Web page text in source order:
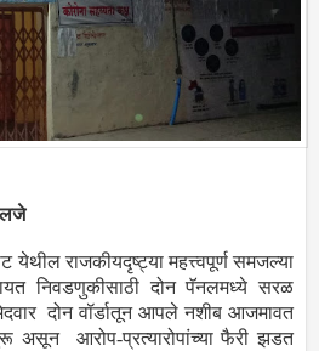
राजकीयदृष्ट्या महत्त्वपूर्ण समजल्या
निवडणुकीसाठी दोन पॅनलमध्ये सरळ
दोन वॉर्डातून आपले नशीब आजमावत
असून आरोप-प्रत्यारोपांच्या फैरी झडत